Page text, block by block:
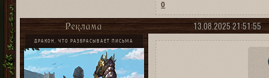
0
13.08.2025 21:51:55
Реклама
ДРАКОН, ЧТО РАЗБРАСЫВАЕТ ПИСЬМА